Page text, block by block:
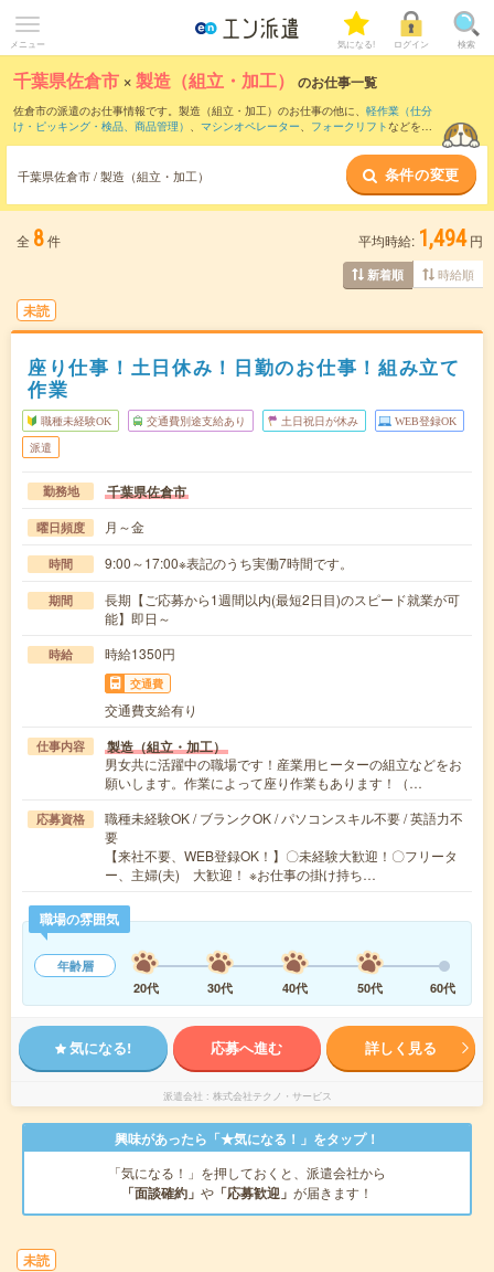
メニュー 気になる! ログイン 検索
千葉県佐倉市 ×製造（組立・加工） のお仕事一覧
佐倉市の派遣のお仕事情報です。製造（組立・加工）のお仕事の他に、 軽作業（仕分
け・ピッキング・検品、商品管理） 、 マシンオペレーター、 フォークリフトなどを取
製造（組立・加工）のお仕事とは？とは？
千葉県佐倉市 / 製造（組立・加工） 条件の変更
全 8件 平均時給: 1,494 円
新着順 時給順
未読
座り仕事！土日休み！日勤のお仕事！組み立て
作業
職種未経験OK 交通費別途支給あり 土日祝日が休み WEB登録OK
派遣
勤務地 千葉県佐倉市
曜日頻度 月～金
時間 9:00～17:00※表記のうち実働7時間です。
期間
長期【ご応募から1週間以内(最短2日目)のスピード就業が可
能】即日～
時給 時給1350円
交通費
交通費支給有り
仕事内容 製造（組立・加工）
男女共に活躍中の職場です！産業用ヒーターの組立などをお
願いします。作業によって座り作業もあります！（…
応募資格
職種未経験OK / ブランクOK / パソコンスキル不要 / 英語力不
要
【来社不要、WEB登録OK！】〇未経験大歓迎！〇フリータ
ー、主婦(夫) 大歓迎！ ※お仕事の掛け持ち…
職場の雰囲気
年齢層
20代
30代 40代 50代 60代
気になる! 応募へ進む 詳しく見る
派遣会社 株式会社テクノ・サービス
興味があったら「★気になる！」をタップ！
「気になる！」を押しておくと、派遣会社から
「面談確約」 や 「応募歓迎」 が届きます！
未読